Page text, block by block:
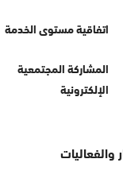
اتفاقية مستوى الخدمة
المشاركة المجتمعية
الإلكترونية
والفعاليات